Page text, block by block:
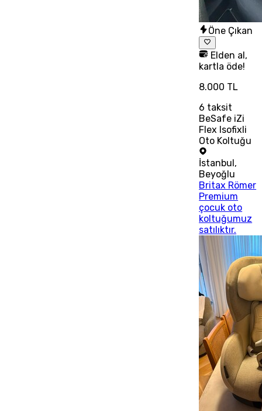
Öne Çıkan
Elden al,
kartla öde!
8.000 TL
6 taksit
BeSafe iZi
Flex Isofixli
Oto Koltuğu
İstanbul ,
Beyoğlu
Britax Römer
Premium
çocuk oto
koltuğumuz
satılıktır.